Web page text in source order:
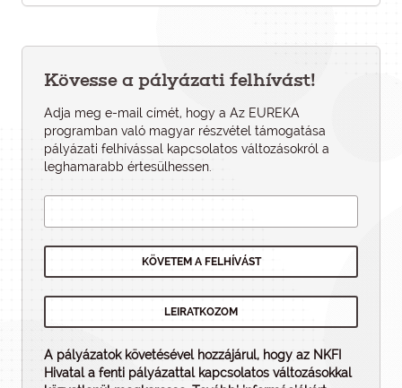
Kövesse a pályázati felhívást!
Adja meg e-mail címét, hogy a Az EUREKA
programban való magyar részvétel támogatása
pályázati felhí­vással kapcsolatos változásokról a
leghamarabb értesülhessen.
A pályázatok követésével hozzájárul, hogy az NKFI
Hivatal a fenti pályázattal kapcsolatos változásokkal